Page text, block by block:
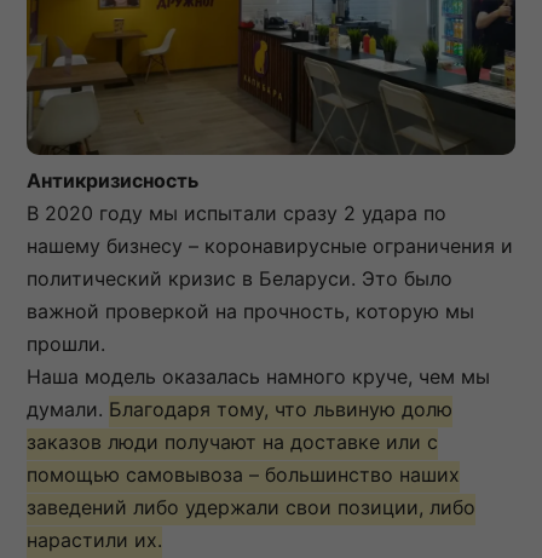
Антикризисность
В 2020 году мы испытали сразу 2 удара по
нашему бизнесу – коронавирусные ограничения и
политический кризис в Беларуси. Это было
важной проверкой на прочность, которую мы
прошли.
Наша модель оказалась намного круче, чем мы
думали. Благодаря тому, что львиную долю
заказов люди получают на доставке или с
помощью самовывоза – большинство наших
заведений либо удержали свои позиции, либо
нарастили их.